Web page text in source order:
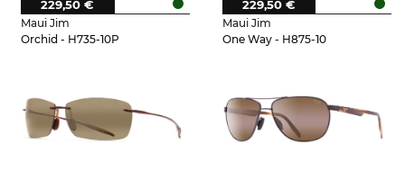
Maui Jim
Orchid - H735-10P
229,50 €
Maui Jim
One Way - H875-10
229,50 €